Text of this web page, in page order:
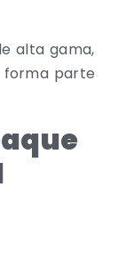
alta gama,
forma parte